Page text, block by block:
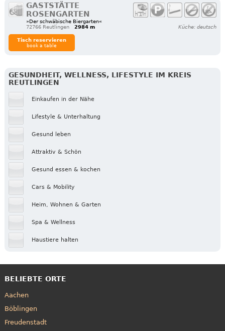
GASTSTÄTTE
ROSENGARTEN
»Der schwäbische Biergarten«
72766 Reutlingen
2984 m Küche: deutsch
Tisch reservieren
book a table
GESUNDHEIT, WELLNESS, LIFESTYLE IM KREIS
REUTLINGEN
Einkaufen in der Nähe
Lifestyle & Unterhaltung
Gesund leben
Attraktiv & Schön
Gesund essen & kochen
Cars & Mobility
Heim, Wohnen & Garten
Spa & Wellness
Haustiere halten
BELIEBTE ORTE
Aachen
Böblingen
Freudenstadt